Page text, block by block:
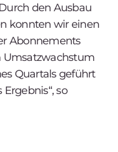
den Ausbau
konnten wir einen
Abonnements
Umsatzwachstum
Quartals geführt
so